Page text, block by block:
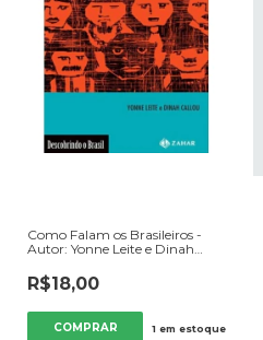
Como Falam os Brasileiros -
Autor: Yonne Leite e Dinah
R$18,00
1em estoque